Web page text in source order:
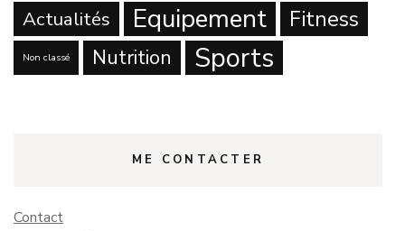
Actualités Equipement Fitness
Non classé Nutrition Sports
ME CONTACTER
Contact